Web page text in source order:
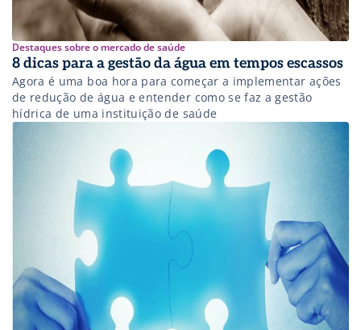
Destaques sobre o mercado de saúde
8 dicas para a gestão da água em tempos escassos
Agora é uma boa hora para começar a implementar ações
de redução de água e entender como se faz a gestão
hídrica de uma instituição de saúde